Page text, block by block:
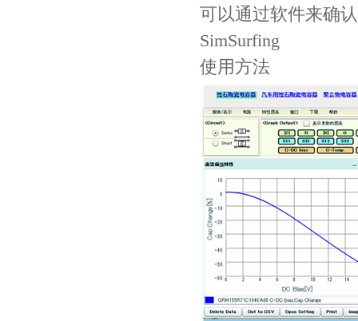
可以通过软件来确
SimSurfing
使用方法